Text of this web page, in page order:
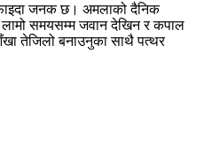
जनक छ। अमलाको दैनिक
समयसम्म जवान देखिन र कपाल
तेजिलो बनाउनुका साथै पत्थर